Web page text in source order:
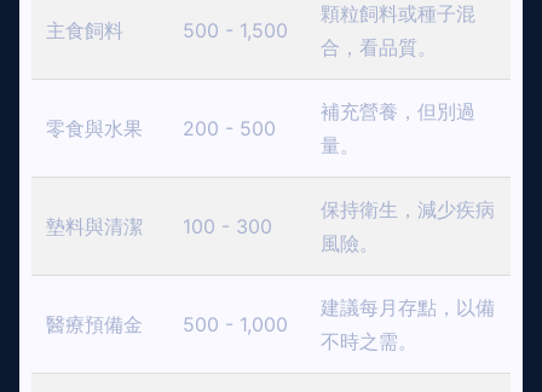
主食飼料 500 - 1,500
顆粒飼料或種子混
合，看品質。
零食與水果 200 - 500
補充營養，但別過
量。
墊料與清潔 100 - 300
保持衛生，減少疾病
風險。
醫療預備金 500 - 1,000
建議每月存點，以備
不時之需。